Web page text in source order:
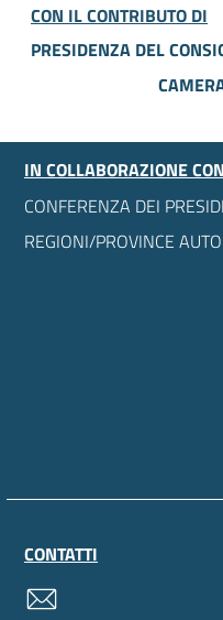
CON IL CONTRIBUTO DI
PRESIDENZA DEL
IN COLLABORAZIONE CON
CONFERENZA DEI
REGIONI/PROVINCE
CONTATTI